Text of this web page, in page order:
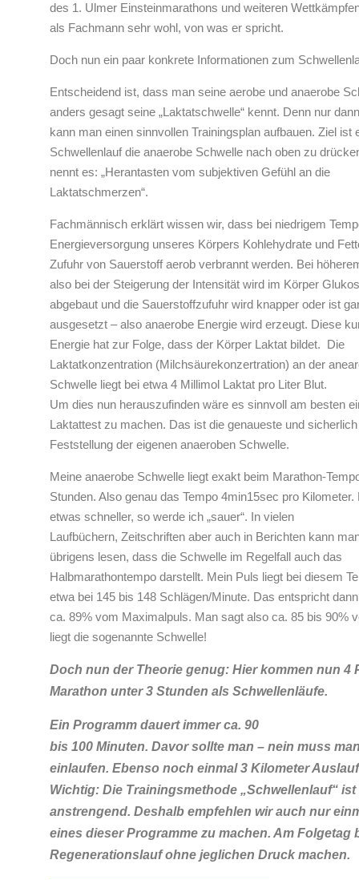
des 1. Ulmer Einsteinmarathons und weiteren
als Fachmann sehr wohl, von was er spricht.
Doch nun ein paar konkrete Informationen zum
Entscheidend ist, dass man seine aerobe und anaerobe
anders gesagt seine „Laktatschwelle“ kennt. Denn nur dann
kann man einen sinnvollen Trainingsplan aufbauen. Ziel ist
Schwellenlauf die anaerobe Schwelle nach oben zu
nennt es: „Herantasten vom subjektiven Gefühl an die
Laktatschmerzen“.
Fachmännisch erklärt wissen wir, dass bei niedrigem
Energieversorgung unseres Körpers Kohlehydrate und
Zufuhr von Sauerstoff aerob verbrannt werden. Bei
also bei der Steigerung der Intensität wird im Körper
abgebaut und die Sauerstoffzufuhr wird knapper oder ist
ausgesetzt – also anaerobe Energie wird erzeugt. Diese
Energie hat zur Folge, dass der Körper Laktat bildet. Die
Laktatkonzentration (Milchsäurekonzertration) an der
Schwelle liegt bei etwa 4 Millimol Laktat pro Liter Blut.
Um dies nun herauszufinden wäre es sinnvoll am besten
Laktattest zu machen. Das ist die genaueste und
Feststellung der eigenen anaeroben Schwelle.
Meine anaerobe Schwelle liegt exakt beim Marathon-
Stunden. Also genau das Tempo 4min15sec pro Kilometer.
etwas schneller, so werde ich „sauer“. In vielen
Laufbüchern, Zeitschriften aber auch in Berichten kann
übrigens lesen, dass die Schwelle im Regelfall auch das
Halbmarathontempo darstellt. Mein Puls liegt bei diesem
etwa bei 145 bis 148 Schlägen/Minute. Das entspricht
ca. 89% vom Maximalpuls. Man sagt also ca. 85 bis 90%
liegt die sogenannte Schwelle!
Doch nun der Theorie genug: Hier kommen nun 4
Marathon unter 3 Stunden als Schwellenläufe.
Ein Programm dauert immer ca. 90
bis 100 Minuten. Davor sollte man – nein muss
einlaufen. Ebenso noch einmal 3 Kilometer
Wichtig: Die Trainingsmethode „Schwellenlauf“ ist
anstrengend. Deshalb empfehlen wir auch nur
eines dieser Programme zu machen. Am Folgetag
Regenerationslauf ohne jeglichen Druck machen.